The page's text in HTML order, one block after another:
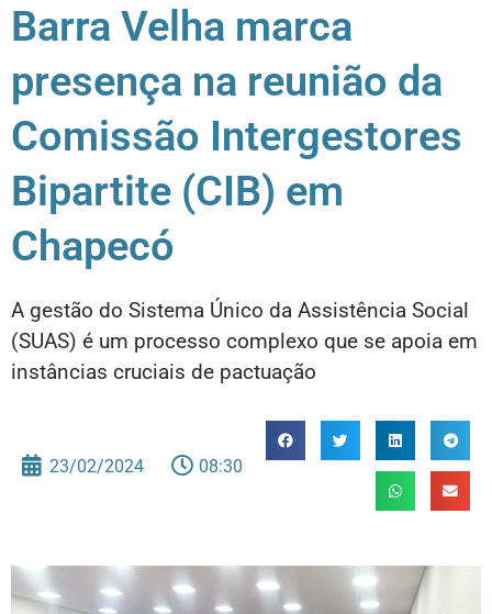
Barra Velha marca
presença na reunião da
Comissão Intergestores
Bipartite (CIB) em
Chapecó
A gestão do Sistema Único da Assistência Social
(SUAS) é um processo complexo que se apoia em
instâncias cruciais de pactuação
23/02/2024 08:30